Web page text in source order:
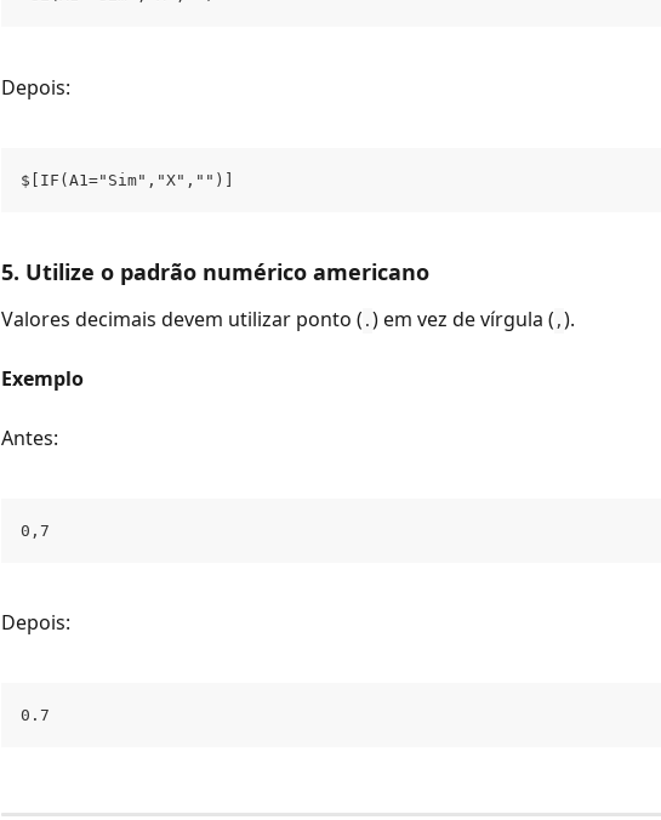
Depois:
$[IF(A1="Sim","X","")]
5. Utilize o padrão numérico americano
Valores decimais devem utilizar ponto ( . ) em vez de vírgula ( , ).
Exemplo
Antes:
0,7
Depois:
0.7